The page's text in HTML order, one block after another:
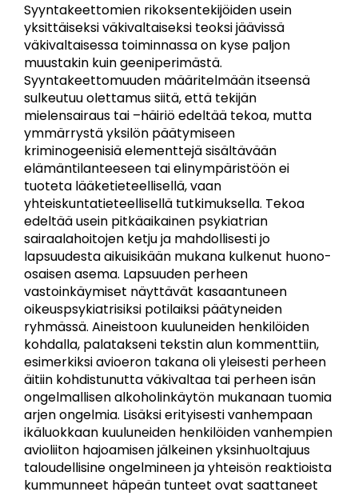
Syyntakeettomien rikoksentekijöiden usein
yksittäiseksi väkivaltaiseksi teoksi jäävissä
väkivaltaisessa toiminnassa on kyse paljon
muustakin kuin geeniperimästä.
Syyntakeettomuuden määritelmään itseensä
sulkeutuu olettamus siitä, että tekijän
mielensairaus tai –häiriö edeltää tekoa, mutta
ymmärrystä yksilön päätymiseen
kriminogeenisiä elementtejä sisältävään
elämäntilanteeseen tai elinympäristöön ei
tuoteta lääketieteellisellä, vaan
yhteiskuntatieteellisellä tutkimuksella. Tekoa
edeltää usein pitkäaikainen psykiatrian
sairaalahoitojen ketju ja mahdollisesti jo
lapsuudesta aikuisikään mukana kulkenut huono-
osaisen asema. Lapsuuden perheen
vastoinkäymiset näyttävät kasaantuneen
oikeuspsykiatrisiksi potilaiksi päätyneiden
ryhmässä. Aineistoon kuuluneiden henkilöiden
kohdalla, palatakseni tekstin alun kommenttiin,
esimerkiksi avioeron takana oli yleisesti perheen
äitiin kohdistunutta väkivaltaa tai perheen isän
ongelmallisen alkoholinkäytön mukanaan tuomia
arjen ongelmia. Lisäksi erityisesti vanhempaan
ikäluokkaan kuuluneiden henkilöiden vanhempien
avioliiton hajoamisen jälkeinen yksinhuoltajuus
taloudellisine ongelmineen ja yhteisön reaktioista
kummunneet häpeän tunteet ovat saattaneet